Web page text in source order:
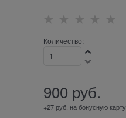
Количество:
900 руб.
+27 руб. на бонусную карту